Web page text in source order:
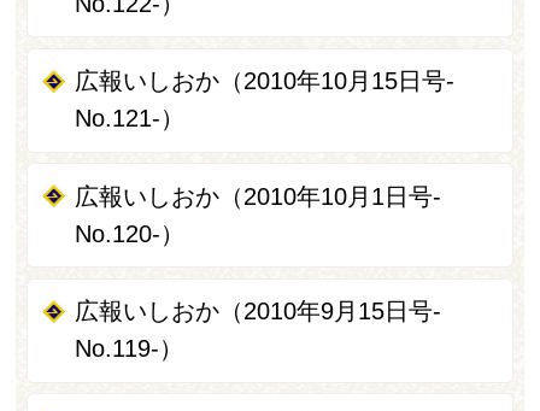
広報いしおか（2010年10月15日号-
No.121-）
広報いしおか（2010年10月1日号-
No.120-）
広報いしおか（2010年9月15日号-
No.119-）